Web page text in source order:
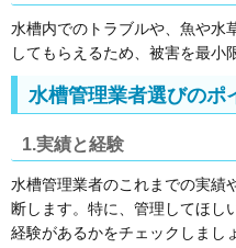
水槽内でのトラブルや、魚や水
してもらえるため、被害を最小
水槽管理業者選びのポ
1.実績と経験
水槽管理業者のこれまでの実績
断します。特に、管理してほし
経験があるかをチェックしまし